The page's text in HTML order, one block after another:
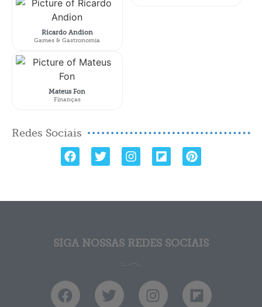
Ricardo Andion
Games & Gastronomia
Mateus Fon
Finanças
Redes Sociais
SIGA NOSSAS REDES SOCIAIS